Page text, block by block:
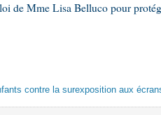
de Mme Lisa Belluco pour
contre la surexposition aux